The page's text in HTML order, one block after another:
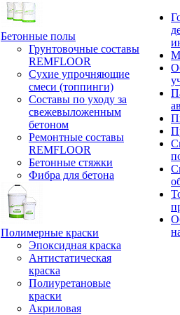
Бетонные полы
Грунтовочные составы
REMFLOOR
Сухие упрочняющие
смеси (топпинги)
Составы по уходу за
свежевыложенным
бетоном
Ремонтные составы
REMFLOOR
Бетонные стяжки
Фибра для бетона
Полимерные краски
Эпоксидная краска
Антистатическая
краска
Полиуретановые
краски
Акриловая